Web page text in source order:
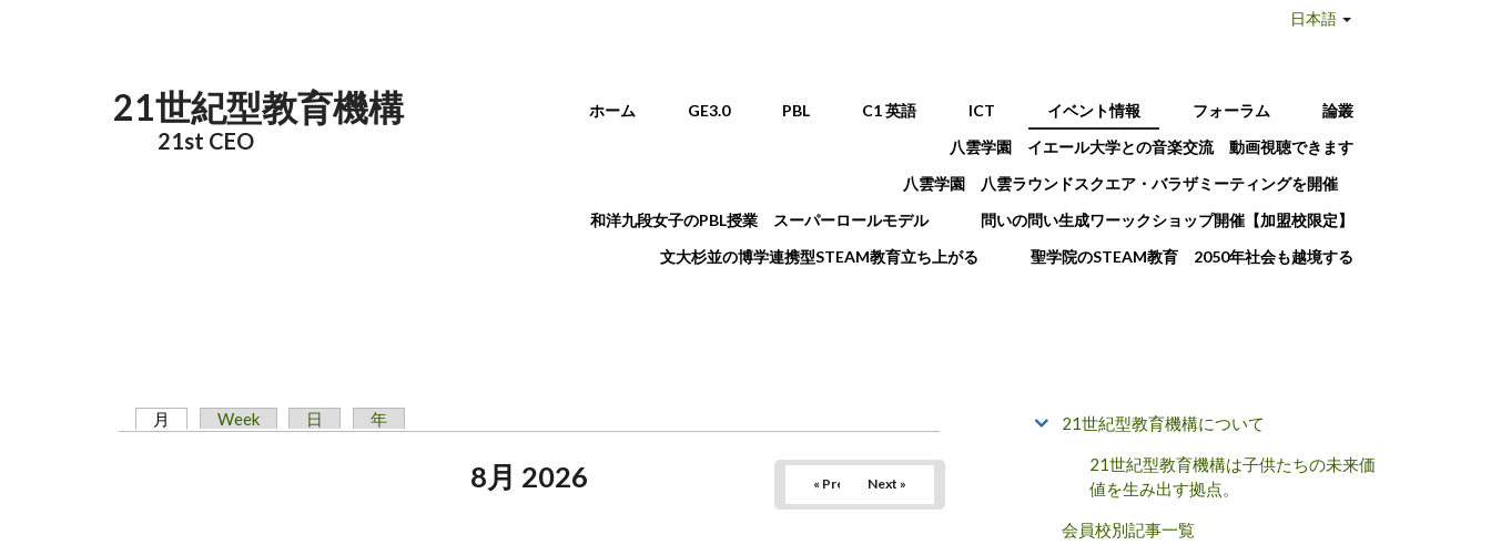
日本語
21世紀型教育機構
21st CEO
メインメニュー
ホーム GE3.0 PBL C1 英語 ICT イベント情報 フォーラム
論叢
八雲学園 イエール大学との音楽交流 動画視聴できます
八雲学園 八雲ラウンドスクエア・バラザミーティングを開催
和洋九段女子のPBL授業 スーパーロールモデル
問いの問い生成ワーックショップ開催【加盟校限定】
文大杉並の博学連携型STEAM教育立ち上がる
聖学院のSTEAM教育 2050年社会も越境する
月 (アクティブなタブ)
Week 日 年
8月 2026 « Prev Next »
21世紀型教育機構について
21世紀型教育機構は子供たちの未来価
値を生み出す拠点。
会員校別記事一覧